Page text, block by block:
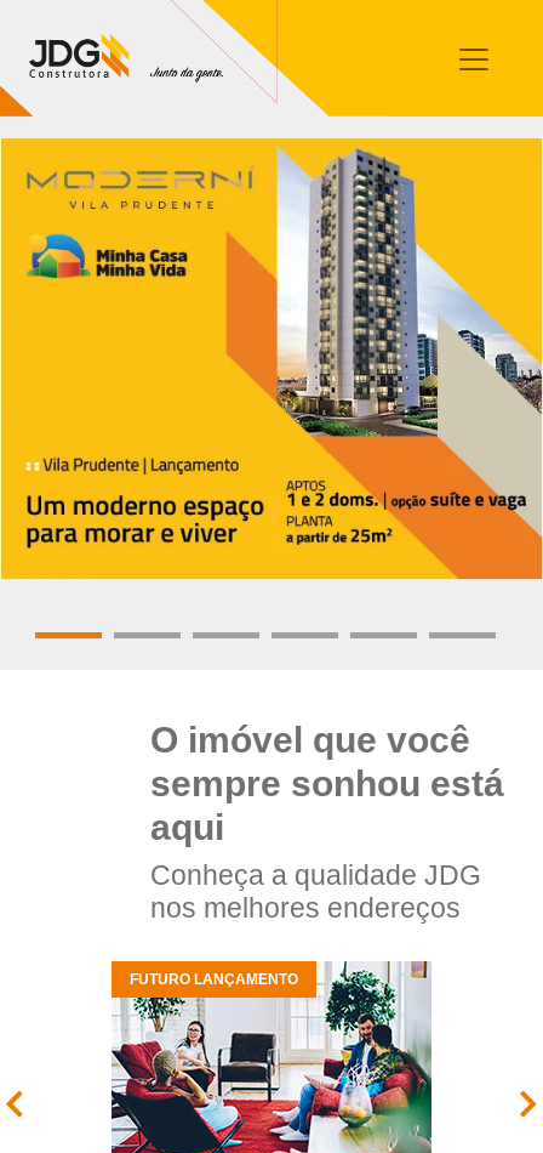
Contato
Sobre nós
Blog
O imóvel que você
sempre sonhou está
aqui
Conheça a qualidade JDG
nos melhores endereços
FUTURO LANÇAMENTO